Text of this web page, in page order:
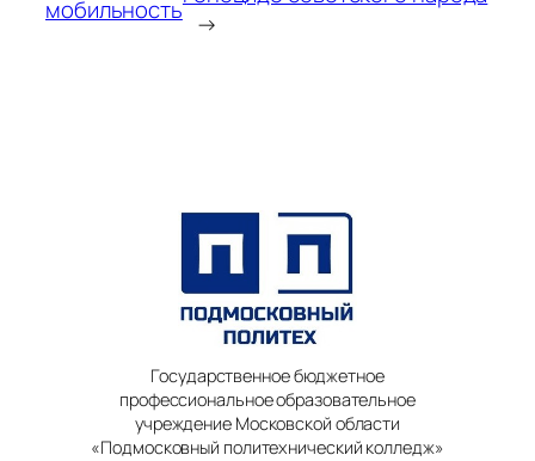
мобильность →
Государственное бюджетное
профессиональное образовательное
учреждение Московской области
«Подмосковный политехнический колледж»